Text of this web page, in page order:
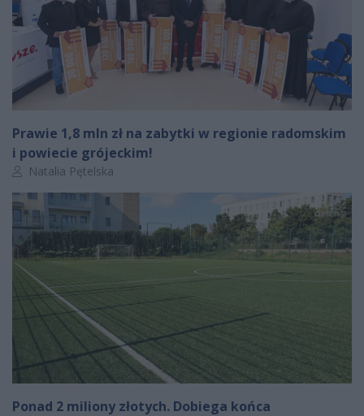
Prawie 1,8 mln zł na zabytki w regionie radomskim
i powiecie grójeckim!
Autor artykułu:
Natalia Pętelska
Ponad 2 miliony złotych. Dobiega końca